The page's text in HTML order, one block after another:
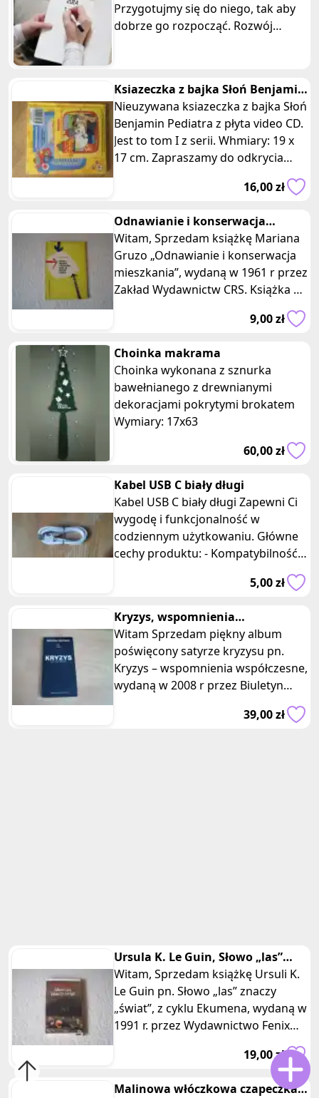
Przygotujmy się do niego, tak aby
dobrze go rozpocząć. Rozwój
Ksiazeczka z bajka Słoń Benjamin
Pediatra z płyta CD tom I
Nieuzywana ksiazeczka z bajka Słoń
Benjamin Pediatra z płyta video CD.
Jest to tom I z serii. Whmiary: 19 x
17 cm. Zapraszamy do odkrycia
16,00 zł
Odnawianie i konserwacja
mieszkania, Marian Gruzo
Witam, Sprzedam książkę Mariana
Gruzo „Odnawianie i konserwacja
mieszkania”, wydaną w 1961 r przez
Zakład Wydawnictw CRS. Książka w
9,00 zł
Choinka makrama
Choinka wykonana z sznurka
bawełnianego z drewnianymi
dekoracjami pokrytymi brokatem
Wymiary: 17x63
60,00 zł
Kabel USB C biały długi
Kabel USB C biały długi Zapewni Ci
wygodę i funkcjonalność w
codziennym użytkowaniu. Główne
cechy produktu: - Kompatybilność z
5,00 zł
Kryzys, wspomnienia
współczesne – Satyrykon, zeszyt
drugi
Witam Sprzedam piękny album
poświęcony satyrze kryzysu pn.
Kryzys – wspomnienia współczesne,
wydaną w 2008 r przez Biuletyn
39,00 zł
Ursula K. Le Guin, Słowo „las”
znaczy „świat”, cykl Ekumena
Witam, Sprzedam książkę Ursuli K.
Le Guin pn. Słowo „las” znaczy
„świat”, z cyklu Ekumena, wydaną w
1991 r. przez Wydawnictwo Fenix
19,00 zł
Malinowa włóczkowa czapeczka